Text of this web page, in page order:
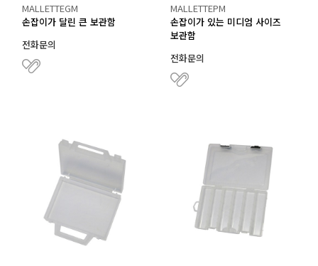
MALLETTEGM
손잡이가 달린 큰 보관함
전화문의
MALLETTEPM
손잡이가 있는 미디엄 사이즈
보관함
전화문의